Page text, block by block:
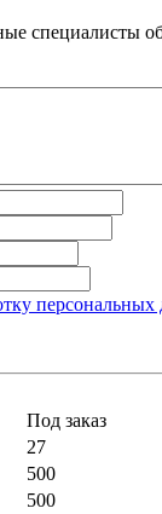
специалисты
Под заказ
27
500
500